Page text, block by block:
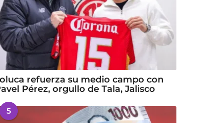
refuerza su medio campo con
Pérez, orgullo de Tala, Jalisco
5